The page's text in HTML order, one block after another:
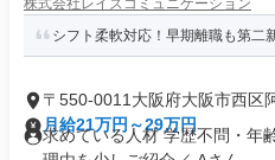
株式会社レイズコミュニケーション
シフト柔軟対応！早期離職も第二
〒550-0011大阪府大阪市西区
月給21万円～29万円
求めている人材 学歴不問・年